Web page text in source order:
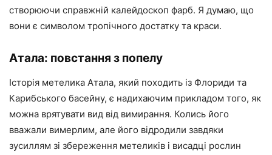
створюючи справжній калейдоскоп фарб. Я думаю, що
вони є символом тропічного достатку та краси.
Атала: повстання з попелу
Історія метелика Атала, який походить із Флориди та
Карибського басейну, є надихаючим прикладом того, як
можна врятувати вид від вимирання. Колись його
вважали вимерлим, але його відродили завдяки
зусиллям зі збереження метеликів і висадці рослин